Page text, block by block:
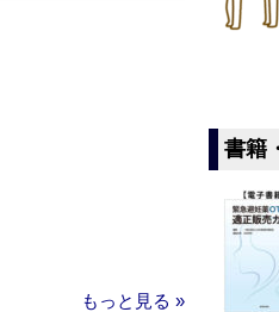
もっと見る »
書籍